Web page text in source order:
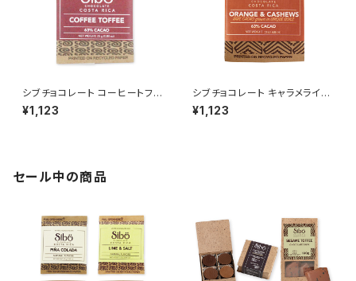
シブチョコレート コーヒートフィ
ー チョコレートバー 25g Sibu
Chocolate
¥1,123
シブチョコレート キャラメライズ
ドカシューオレンジ チョコレート
バー カカオ63% 25g SibuCh
¥1,123
セール中の商品